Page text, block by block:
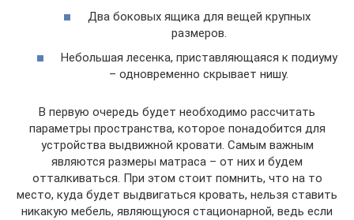
Два боковых ящика для вещей крупных
размеров.
Небольшая лесенка, приставляющаяся к подиуму
– одновременно скрывает нишу.
В первую очередь будет необходимо рассчитать
параметры пространства, которое понадобится для
устройства выдвижной кровати. Самым важным
являются размеры матраса – от них и будем
отталкиваться. При этом стоит помнить, что на то
место, куда будет выдвигаться кровать, нельзя ставить
никакую мебель, являющуюся стационарной, ведь если